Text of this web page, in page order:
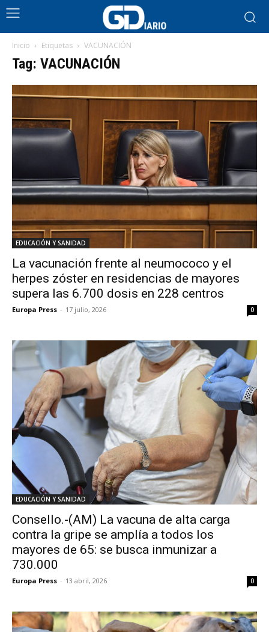
Inicio Etiquetas VACUNACIÓN
Tag: VACUNACIÓN
EDUCACIÓN Y SANIDAD
La vacunación frente al neumococo y el
herpes zóster en residencias de mayores
supera las 6.700 dosis en 228 centros
Europa Press - 17 julio, 2026 0
EDUCACIÓN Y SANIDAD
Consello.-(AM) La vacuna de alta carga
contra la gripe se amplía a todos los
mayores de 65: se busca inmunizar a
730.000
Europa Press - 13 abril, 2026 0